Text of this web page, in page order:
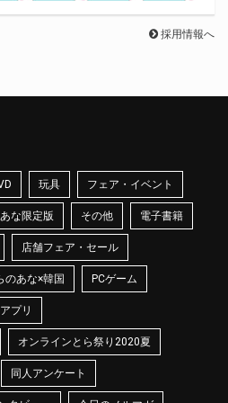
採用情報へ
玩具 フェア・イベント
な限定版 その他 電子書籍
店舗フェア・セール
のあな×韓国 PCゲーム
アプリ
オンラインとら祭り2020夏
同人アンケート